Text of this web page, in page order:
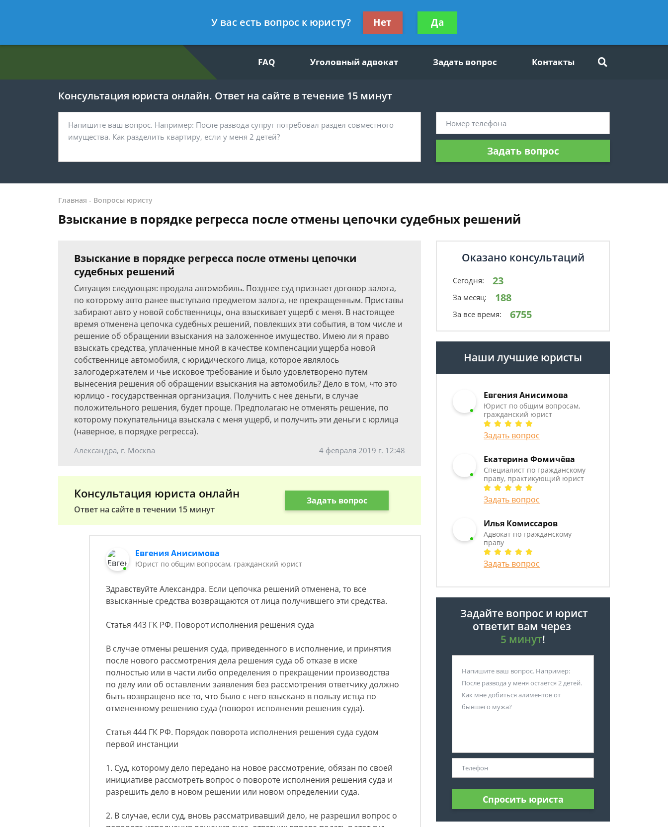
- Юрист по общим вопросам, гражданский юрист
Получите консультацию
бесплатно
FAQ Уголовный адвокат Задать вопрос Контакты
Консультация юриста онлайн. Ответ на сайте в течение 15 минут
Задать вопрос
Главная - Вопросы юристу
Взыскание в порядке регресса после отмены цепочки судебных решений
Взыскание в порядке регресса после отмены цепочки
судебных решений
Ситуация следующая: продала автомобиль. Позднее суд признает договор залога,
по которому авто ранее выступало предметом залога, не прекращенным. Приставы
забирают авто у новой собственницы, она взыскивает ущерб с меня. В настоящее
время отменена цепочка судебных решений, повлекших эти события, в том числе и
решение об обращении взыскания на заложенное имущество. Имею ли я право
взыскать средства, уплаченные мной в качестве компенсации ущерба новой
собственнице автомобиля, с юридического лица, которое являлось
залогодержателем и чье исковое требование и было удовлетворено путем
вынесения решения об обращении взыскания на автомобиль? Дело в том, что это
юрлицо - государственная организация. Получить с нее деньги, в случае
положительного решения, будет проще. Предполагаю не отменять решение, по
которому покупательница взыскала с меня ущерб, и получить эти деньги с юрлица
(наверное, в порядке регресса).
Александра, г. Москва 4 февраля 2019 г. 12:48
Консультация юриста онлайн
Ответ на сайте в течении 15 минут
Задать вопрос
Евгения Анисимова
Юрист по общим вопросам, гражданский юрист
Здравствуйте Александра. Если цепочка решений отменена, то все
взысканные средства возвращаются от лица получившего эти средства.
Статья 443 ГК РФ. Поворот исполнения решения суда
В случае отмены решения суда, приведенного в исполнение, и принятия
после нового рассмотрения дела решения суда об отказе в иске
полностью или в части либо определения о прекращении производства
по делу или об оставлении заявления без рассмотрения ответчику должно
быть возвращено все то, что было с него взыскано в пользу истца по
отмененному решению суда (поворот исполнения решения суда).
Статья 444 ГК РФ. Порядок поворота исполнения решения суда судом
первой инстанции
1. Суд, которому дело передано на новое рассмотрение, обязан по своей
инициативе рассмотреть вопрос о повороте исполнения решения суда и
разрешить дело в новом решении или новом определении суда.
2. В случае, если суд, вновь рассматривавший дело, не разрешил вопрос о
Оказано консультаций
Сегодня: 23
За месяц: 188
За все время: 6755
Наши лучшие юристы
Евгения Анисимова
Юрист по общим вопросам,
гражданский юрист
Задать вопрос
Екатерина Фомичёва
Специалист по гражданскому
праву, практикующий юрист
Задать вопрос
Илья Комиссаров
Адвокат по гражданскому
праву
Задать вопрос
Задайте вопрос и юрист
ответит вам через
5 минут!
Спросить юриста
У вас есть вопрос к юристу? Нет Да